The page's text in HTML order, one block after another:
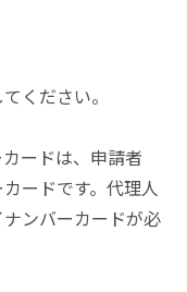
ください。
ードは、申請者
ードです。代理人
ンバーカードが必